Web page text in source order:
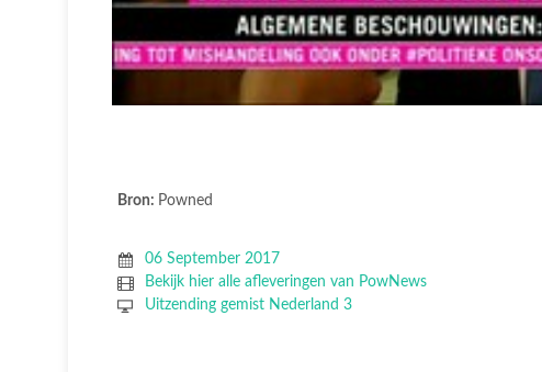
Bron: Powned
06 September 2017
Bekijk hier alle afleveringen van PowNews
Uitzending gemist Nederland 3